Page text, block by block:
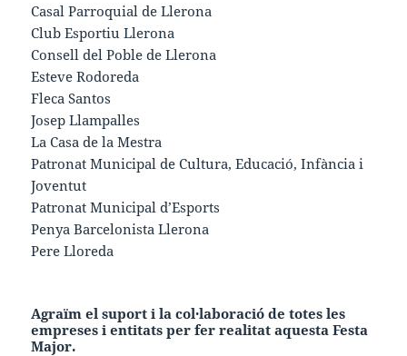
Casal Parroquial de Llerona
Club Esportiu Llerona
Consell del Poble de Llerona
Esteve Rodoreda
Fleca Santos
Josep Llampalles
La Casa de la Mestra
Patronat Municipal de Cultura, Educació, Infància i
Joventut
Patronat Municipal d’Esports
Penya Barcelonista Llerona
Pere Lloreda
Agraïm el suport i la col·laboració de totes les
empreses i entitats per fer realitat aquesta Festa
Major.